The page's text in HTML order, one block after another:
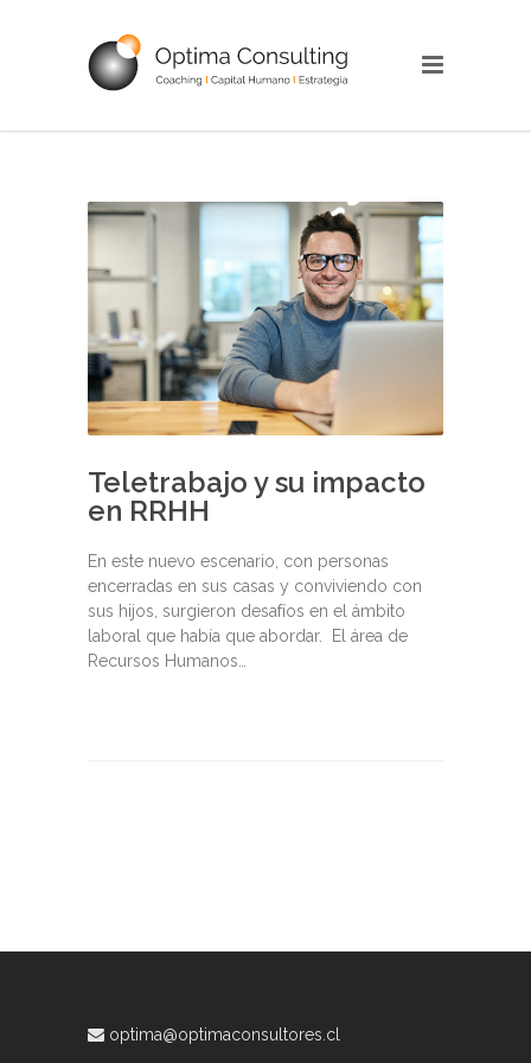
Teletrabajo y su impacto
en RRHH
En este nuevo escenario, con personas
encerradas en sus casas y conviviendo con
sus hijos, surgieron desafíos en el ámbito
laboral que había que abordar. El área de
Recursos Humanos…
optima@optimaconsultores.cl